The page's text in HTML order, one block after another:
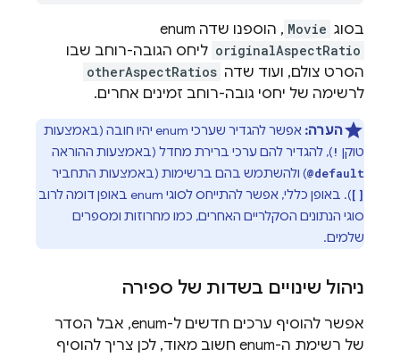
בסוג Movie , הוספנו שדה enum‏
originalAspectRatio ליחס הגובה-רוחב שבו
הסרט צולם, ועוד שדה otherAspectRatios
לרשימה של יחסי גובה-רוחב זמינים אחרים.
הערה:
אפשר להגדיר שערכי enum יהיו חובה (באמצעות
טוקן !), להגדיר להם ערכי ברירת מחדל (באמצעות ההוראה
@default) ולהשתמש בהם ברשימות (באמצעות התחביר
[]
). באופן כללי, אפשר להתייחס לסוגי enum באופן דומה לרוב
סוגי הנתונים הסקלריים האחרים, כמו מחרוזות ומספרים
שלמים.
ניהול שינויים בשדות של ספירה
אפשר להוסיף ערכים חדשים ל-enum, אבל הסדר
של רשימת ה-enum חשוב מאוד, לכן צריך להוסיף